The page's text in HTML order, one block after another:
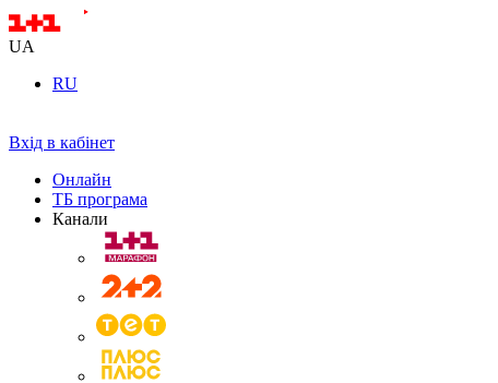
UA
RU
Вхід в кабінет
Онлайн
ТБ програма
Канали